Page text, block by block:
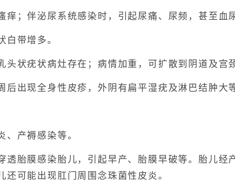
；伴泌尿系统感染时，引起尿痛、尿频，甚至血
带增多。
状疣状病灶存在；病情加重，可扩散到阴道及宫
出现全身性皮疹，外阴有扁平湿疣及淋巴结肿大
产褥感染等。
胎膜感染胎儿，引起早产、胎膜早破等。胎儿经
可能出现肛门周围念珠菌性皮炎。